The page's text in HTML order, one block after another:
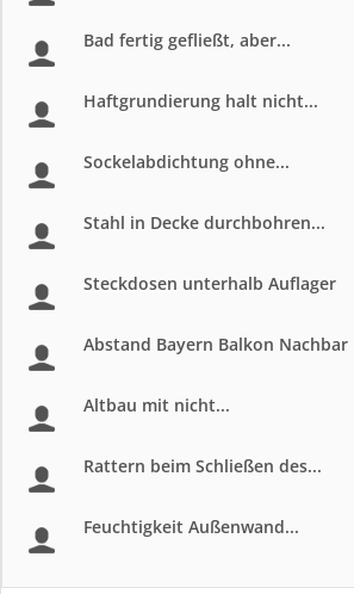
Bad fertig gefließt, aber...
Haftgrundierung halt nicht...
Sockelabdichtung ohne...
Stahl in Decke durchbohren...
Steckdosen unterhalb Auflager
Abstand Bayern Balkon Nachbar
Altbau mit nicht...
Rattern beim Schließen des...
Feuchtigkeit Außenwand...